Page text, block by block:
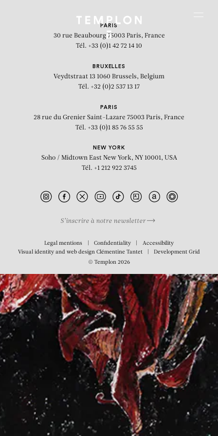
Amaryllis rouge 5
PARIS
30 rue Beaubourg 75003 Paris, France
Tél. +33 (0)1 42 72 14 10
BRUXELLES
Veydtstraat 13 1060 Brussels, Belgium
Tél. +32 (0)2 537 13 17
PARIS
28 rue du Grenier Saint-Lazare 75003 Paris, France
Tél. +33 (0)1 85 76 55 55
NEW YORK
Soho / Midtown East New York, NY 10001, USA
Tél. +1 212 922 3745
S’inscrire à notre newsletter
Legal mentions Confidentiality
Accessibility
Visual identity and web design Clémentine Tantet DevelopmentGrid
© Templon 2026